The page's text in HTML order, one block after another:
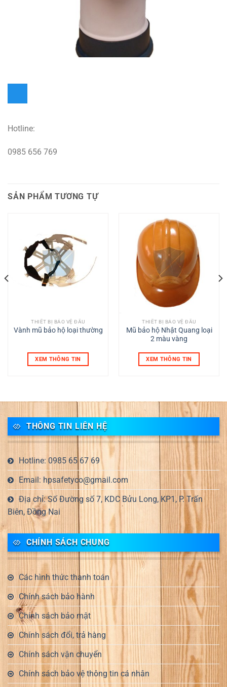
Hotline:
0985 656 769
SẢN PHẨM TƯƠNG TỰ
THIẾT BỊ BẢO VỆ ĐẦU
Vành mũ bảo hộ loại thường
XEM THÔNG TIN
THIẾT BỊ BẢO VỆ ĐẦU
Mũ bảo hộ Nhật Quang loại
2 màu vàng
XEM THÔNG TIN
THÔNG TIN LIÊN HỆ
Hotline: 0985 65 67 69
Email: hpsafetyco@gmail.com
Địa chỉ: Số Đường số 7, KDC Bửu Long, KP1, P. Trấn
Biên, Đồng Nai
CHÍNH SÁCH CHUNG
Các hình thức thanh toán
Chính sách bảo hành
Chính sách bảo mật
Chính sách đổi, trả hàng
Chính sách vận chuyển
Chính sách bảo vệ thông tin cá nhân